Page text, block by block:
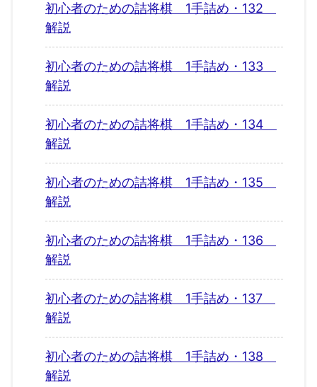
初心者のための詰将棋 1手詰め・132
解説
初心者のための詰将棋 1手詰め・133
解説
初心者のための詰将棋 1手詰め・134
解説
初心者のための詰将棋 1手詰め・135
解説
初心者のための詰将棋 1手詰め・136
解説
初心者のための詰将棋 1手詰め・137
解説
初心者のための詰将棋 1手詰め・138
解説